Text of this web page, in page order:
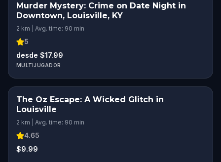
Murder Mystery: Crime on Date Night in
Downtown, Louisville, KY
2 km | Avg. time: 90 min
5
desde $17.99
MULTIJUGADOR
The Oz Escape: A Wicked Glitch in
Louisville
2 km | Avg. time: 90 min
4.65
$9.99